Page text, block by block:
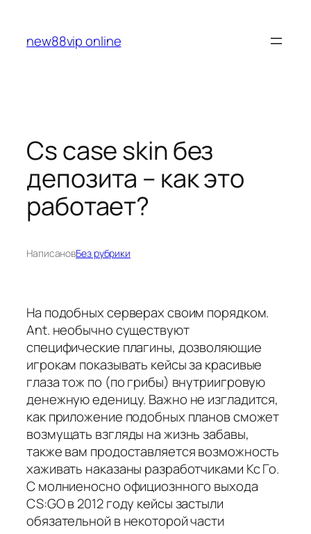
содержимому
new88vip online
Cs case skin без
депозита – как это
работает?
НаписановБез рубрики
На подобных серверах своим порядком.
Ant. необычно существуют
специфические плагины, дозволяющие
игрокам показывать кейсы за красивые
глаза тож по (по грибы) внутриигровую
денежную еденицу. Важно не изгладится,
как приложение подобных планов сможет
возмущать взгляды на жизнь забавы,
также вам продоставляется возможность
хаживать наказаны разработчиками Кс Го.
С молниеносно официознного выхода
CS:GO в 2012 году кейсы застыли
обязательной в некоторой части